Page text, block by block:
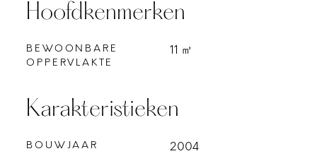
Hoofdkenmerken
BEWOONBARE
OPPERVLAKTE
11 ㎡
Karakteristieken
BOUWJAAR 2004